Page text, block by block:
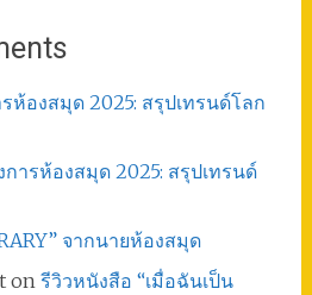
รห้องสมุด 2025: สรุปเทรนด์โลก
การห้องสมุด 2025: สรุปเทรนด์
จากนายห้องสมุด
on รีวิวหนังสือ “เมื่อฉันเป็น